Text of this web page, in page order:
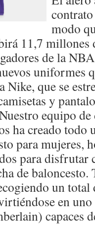
modo
11,7 millones
de la
uniformes
Nike, que se
y
equipo
ha creado todo
para mujeres,
para
de
un total
en
capaces